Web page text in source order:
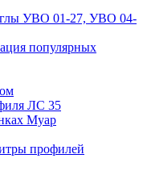
УВО 01-27, УВО 04-
популярных
ЛС 35
Муар
профилей